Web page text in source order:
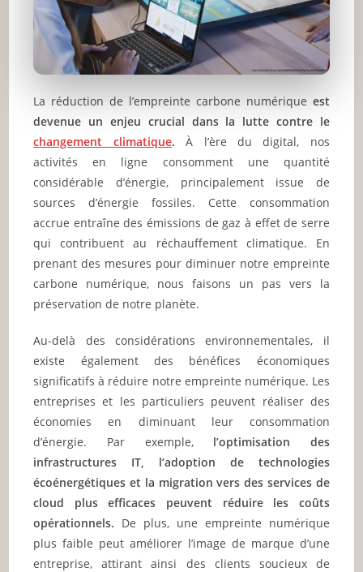
La réduction de l’empreinte carbone numérique est
devenue un enjeu crucial dans la lutte contre le
changement climatique. À l’ère du digital, nos
activités en ligne consomment une quantité
considérable d’énergie, principalement issue de
sources d’énergie fossiles. Cette consommation
accrue entraîne des émissions de gaz à effet de serre
qui contribuent au réchauffement climatique. En
prenant des mesures pour diminuer notre empreinte
carbone numérique, nous faisons un pas vers la
préservation de notre planète.
Au-delà des considérations environnementales, il
existe également des bénéfices économiques
significatifs à réduire notre empreinte numérique. Les
entreprises et les particuliers peuvent réaliser des
économies en diminuant leur consommation
d’énergie. Par exemple,l’optimisation des
infrastructures IT, l’adoption de technologies
écoénergétiques et la migration vers des services de
cloud plus efficaces peuvent réduire les coûts
opérationnels. De plus, une empreinte numérique
plus faible peut améliorer l’image de marque d’une
entreprise, attirant ainsi des clients soucieux de